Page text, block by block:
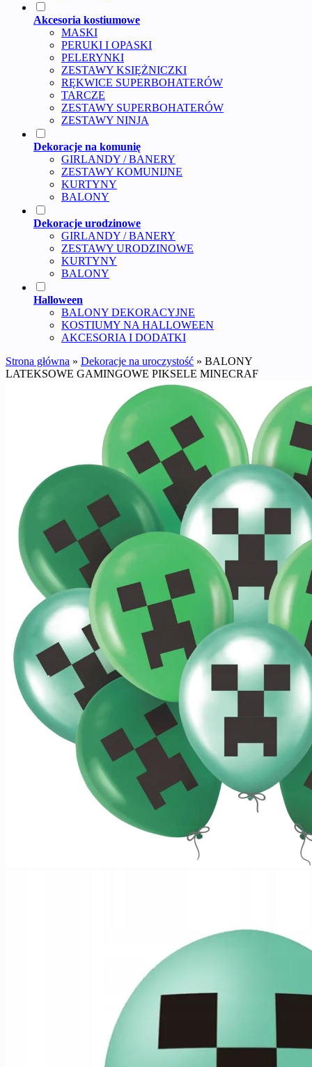
Akcesoria kostiumowe
MASKI
PERUKI I OPASKI
PELERYNKI
ZESTAWY KSIĘŻNICZKI
RĘKWICE SUPERBOHATERÓW
TARCZE
ZESTAWY SUPERBOHATERÓW
ZESTAWY NINJA
Dekoracje na komunię
GIRLANDY / BANERY
ZESTAWY KOMUNIJNE
KURTYNY
BALONY
Dekoracje urodzinowe
GIRLANDY / BANERY
ZESTAWY URODZINOWE
KURTYNY
BALONY
Halloween
BALONY DEKORACYJNE
KOSTIUMY NA HALLOWEEN
AKCESORIA I DODATKI
Strona główna » Dekoracje na uroczystość » BALONY
LATEKSOWE GAMINGOWE PIKSELE MINECRAF